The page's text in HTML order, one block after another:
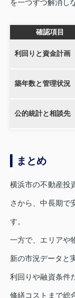
を一つずつ解消し
確認項目
利回りと資金計画
築年数と管理状況
公的統計と相談先
まとめ
横浜市の不動産投
さから、中長期で
す。
一方で、エリアや
新の市況データと
利回りや融資条件
修繕コストまで総